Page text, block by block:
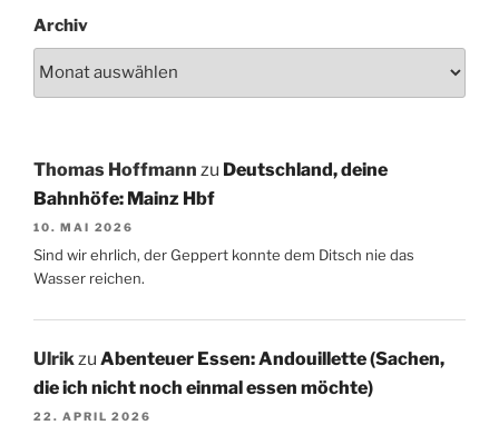
Archiv
Thomas Hoffmann zu Deutschland, deine
Bahnhöfe: Mainz Hbf
10. MAI 2026
Sind wir ehrlich, der Geppert konnte dem Ditsch nie das
Wasser reichen.
Ulrikzu Abenteuer Essen: Andouillette (Sachen,
die ich nicht noch einmal essen möchte)
22. APRIL 2026